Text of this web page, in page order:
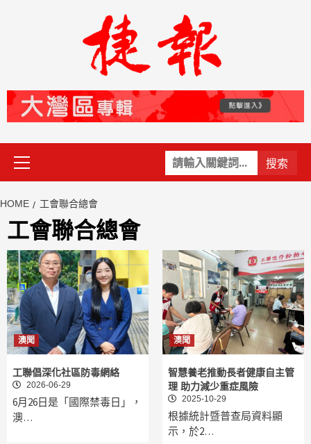
關
鍵
Primary
Menu
HOME 工會聯合總會
工會聯合總會
澳聞
工聯倡深化社區防毒網絡
2026-06-29
6月26日是「國際禁毒日」，
澳…
澳聞
智慧養老推動長者健康自主管
理 助力減少重症風險
2025-10-29
根據統計暨普查局資料顯
示，於2…